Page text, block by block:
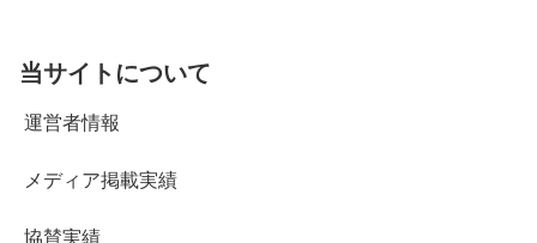
当サイトについて
運営者情報
メディア掲載実績
協賛実績